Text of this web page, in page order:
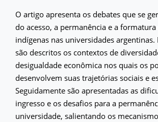
O artigo apresenta os debates que se
do acesso, a permanência e a
indígenas nas universidades
são descritos os contextos de
desigualdade econômica nos quais os
desenvolvem suas trajetórias sociais e
Seguidamente são apresentadas as
ingresso e os desafios para a
universidade, salientando os